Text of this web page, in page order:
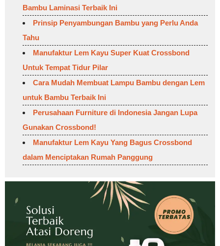
Bambu Laminasi Terbaik Ini
Prinsip Penyambungan Bambu yang Perlu Anda
Tahu
Manufaktur Lem Kayu Super Kuat Crossbond
Untuk Tempat Tidur Pilar
Cara Mudah Membuat Lampu Bambu dengan Lem
untuk Bambu Terbaik Ini
Perusahaan Furniture di Indonesia Jangan Lupa
Gunakan Crossbond!
Manufaktur Lem Kayu Yang Bagus Crossbond
dalam Menciptakan Rumah Panggung